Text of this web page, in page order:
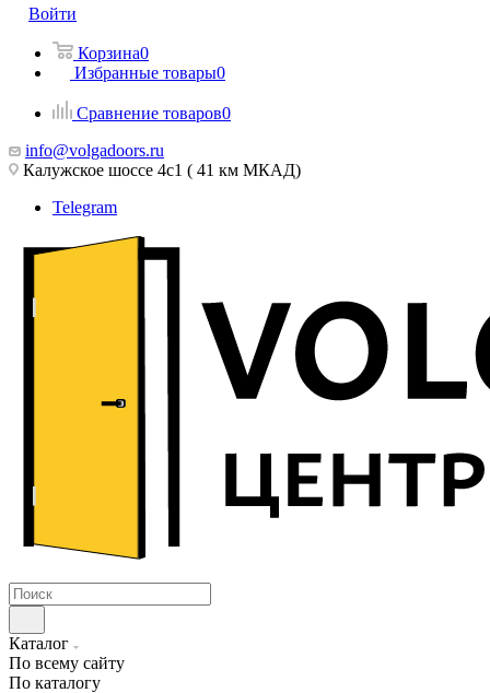
Войти
Корзина0
Избранные товары0
Сравнение товаров0
info@volgadoors.ru
Калужское шоссе 4с1 ( 41 км МКАД)
Telegram
Каталог
По всему сайту
По каталогу